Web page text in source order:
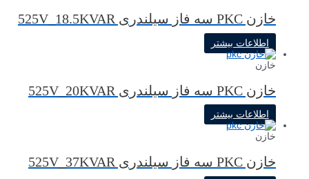
خازن PKC سه فاز سیلندری 525V_18.5KVAR
اطلاعات بیشتر
خازن
خازن PKC سه فاز سیلندری 525V_20KVAR
اطلاعات بیشتر
خازن
خازن PKC سه فاز سیلندری 525V_37KVAR